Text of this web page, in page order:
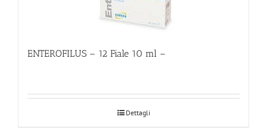
ENTEROFILUS – 12 Fiale 10 ml –
Dettagli